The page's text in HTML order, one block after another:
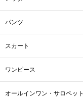
パンツ
スカート
ワンピース
オールインワン・サロペット